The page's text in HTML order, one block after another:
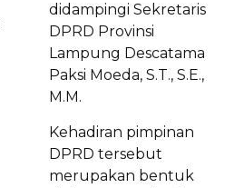
didampingi Sekretaris
DPRD Provinsi
Lampung Descatama
Paksi Moeda, S.T., S.E.,
M.M.
Kehadiran pimpinan
DPRD tersebut
merupakan bentuk